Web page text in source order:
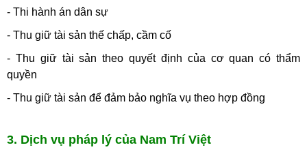
- Thi hành án dân sự
- Thu giữ tài sản thế chấp, cầm cố
- Thu giữ tài sản theo quyết định của cơ quan có thẩm
quyền
- Thu giữ tài sản để đảm bảo nghĩa vụ theo hợp đồng
3. Dịch vụ pháp lý của Nam Trí Việt